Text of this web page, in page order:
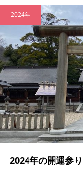
2024年
2024年の開運参り